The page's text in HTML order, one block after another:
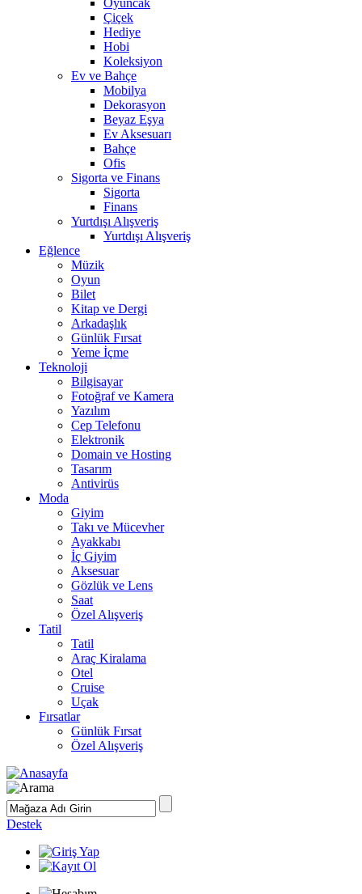
Oyuncak
Çiçek
Hediye
Hobi
Koleksiyon
Ev ve Bahçe
Mobilya
Dekorasyon
Beyaz Eşya
Ev Aksesuarı
Bahçe
Ofis
Sigorta ve Finans
Sigorta
Finans
Yurtdışı Alışveriş
Yurtdışı Alışveriş
Eğlence
Müzik
Oyun
Bilet
Kitap ve Dergi
Arkadaşlık
Günlük Fırsat
Yeme İçme
Teknoloji
Bilgisayar
Fotoğraf ve Kamera
Yazılım
Cep Telefonu
Elektronik
Domain ve Hosting
Tasarım
Antivirüs
Moda
Giyim
Takı ve Mücevher
Ayakkabı
İç Giyim
Aksesuar
Gözlük ve Lens
Saat
Özel Alışveriş
Tatil
Tatil
Araç Kiralama
Otel
Cruise
Uçak
Fırsatlar
Günlük Fırsat
Özel Alışveriş
Destek